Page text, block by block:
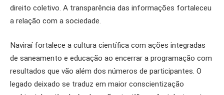
direito coletivo. A transparência das informações fortaleceu
a relação com a sociedade.
Naviraí fortalece a cultura científica com ações integradas
de saneamento e educação ao encerrar a programação com
resultados que vão além dos números de participantes. O
legado deixado se traduz em maior conscientização